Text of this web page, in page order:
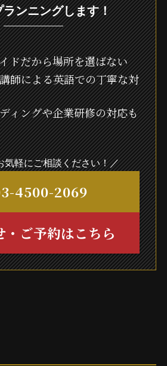
ンニングします！
ドだから場所を選ばない
師による英語での丁寧な対
ィングや企業研修の対応も
気軽にご相談ください！／
4500-2069
・ご予約はこちら